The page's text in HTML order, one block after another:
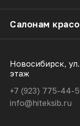
Салонам
Новосибирск,
этаж
+7 (923) 775-44-
info@hiteksib.ru